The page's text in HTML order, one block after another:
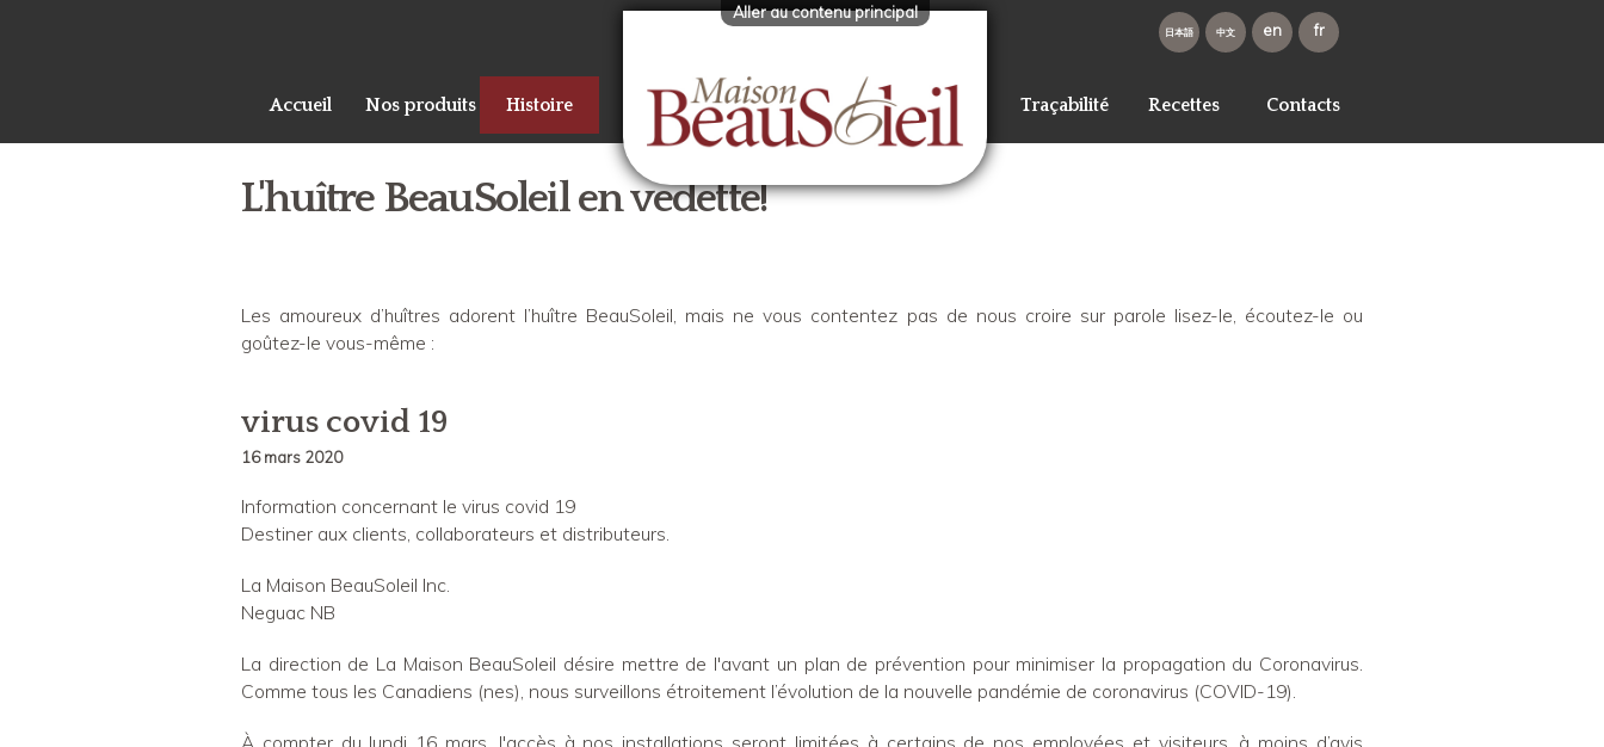
Aller au contenu principal
fr
en
hans
Accueil Nos produits Histoire Traçabilité Recettes Contacts
L'huître BeauSoleil en vedette!
Les amoureux d’huîtres adorent l’huître BeauSoleil, mais ne vous contentez pas de nous croire sur parole lisez-le, écoutez-le ou
goûtez-le vous-même :
virus covid 19
16 mars 2020
Information concernant le virus covid 19
Destiner aux clients, collaborateurs et distributeurs.
La Maison BeauSoleil Inc.
Neguac NB
La direction de La Maison BeauSoleil désire mettre de l'avant un plan de prévention pour minimiser la propagation du Coronavirus.
Comme tous les Canadiens (nes), nous surveillons étroitement l’évolution de la nouvelle pandémie de coronavirus (COVID-19).
À compter du lundi 16 mars, l'accès à nos installations seront limitées à certains de nos employées et visiteurs, à moins d’avis